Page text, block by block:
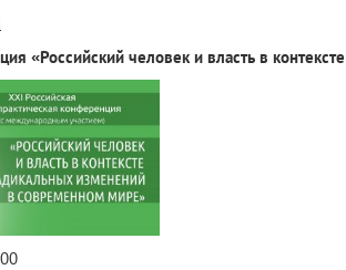
«Российский человек и власть в